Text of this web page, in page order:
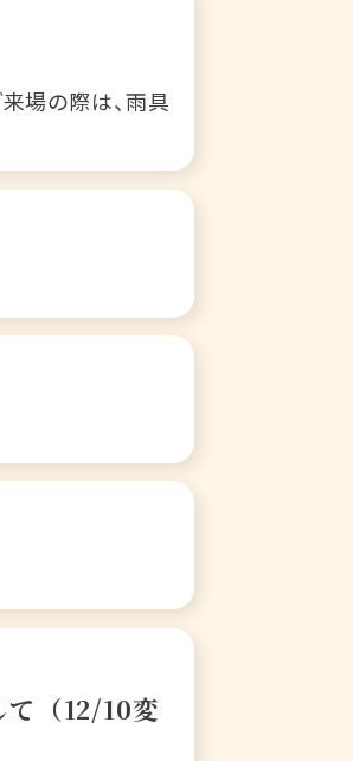
場の際は、雨具
て（12/10変